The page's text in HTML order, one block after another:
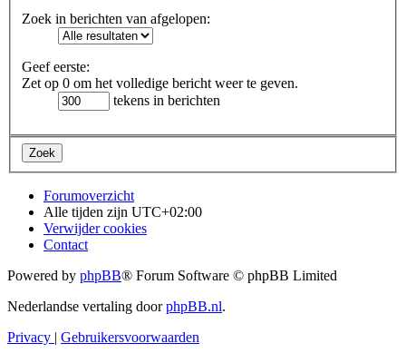
Zoek in berichten van afgelopen:
Geef eerste:
Zet op 0 om het volledige bericht weer te geven.
tekens in berichten
Forumoverzicht
Alle tijden zijn UTC+02:00
Verwijder cookies
Contact
Powered by phpBB® Forum Software © phpBB Limited
Nederlandse vertaling doorphpBB.nl.
Privacy | Gebruikersvoorwaarden